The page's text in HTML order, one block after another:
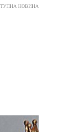
НОВИНА